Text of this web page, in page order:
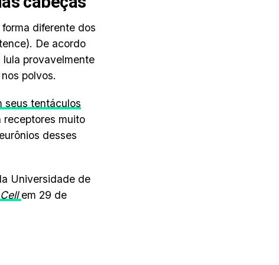
diferente dos
De acordo
provavelmente
polvos.
seus tentáculos
receptores muito
desses
Universidade de
Cell em 29 de